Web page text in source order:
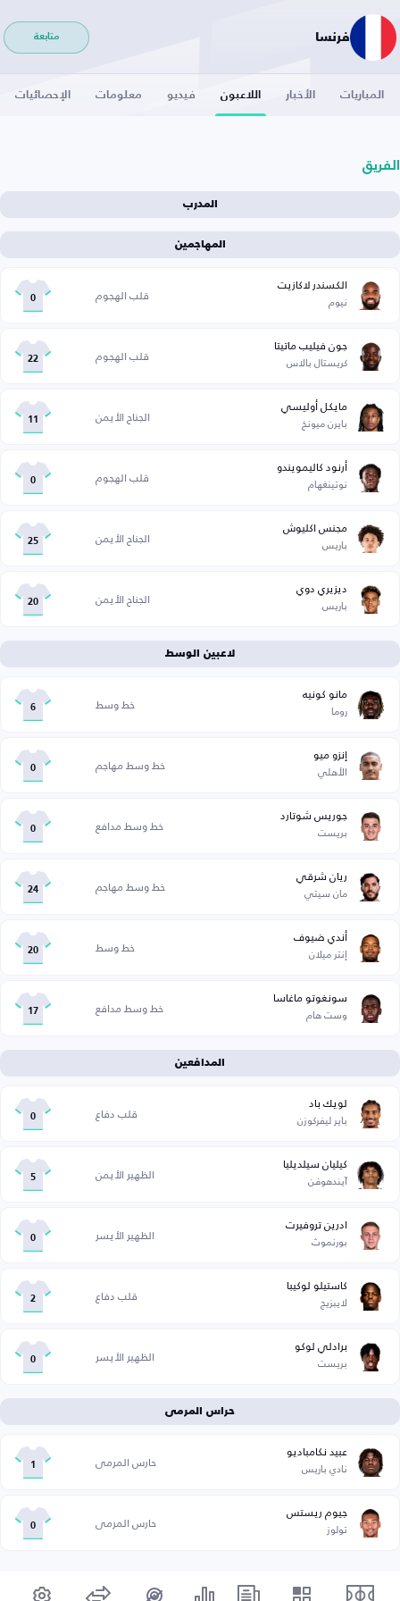
فرنسا متابعة
المباريات الأخبار اللاعبون فيديو معلومات الإحصائيات
الفريق
المدرب
المهاجمين
الكسندر لاكازيت
نيوم قلب الهجوم 0
جون فيليب ماتيتا
كريستال بالاس قلب الهجوم 22
مايكل أوليسي
بايرن ميونخ الجناح الأيمن 11
أرنود كاليمويندو
نوتينغهام قلب الهجوم 0
مجنس اكليوش
باريس الجناح الأيمن 25
ديزيري دوي
باريس الجناح الأيمن 20
لاعبين الوسط
مانو كونيه
روما خط وسط 6
إنزو ميو
الأهلي خط وسط مهاجم 0
جوريس شوتارد
بريست خط وسط مدافع 0
ريان شرقي
مان سيتي خط وسط مهاجم 24
أندي ضيوف
إنتر ميلان خط وسط 20
سونغوتو ماغاسا
وست هام خط وسط مدافع 17
المدافعين
لويك باد
باير ليفركوزن قلب دفاع 0
كيليان سيلديليا
آيندهوفن الظهير الأيمن 5
ادرين تروفيرت
بورنموث الظهير الأيسر 0
كاستيلو لوكيبا
لايبزيج قلب دفاع 2
برادلي لوكو
بريست الظهير الأيسر 0
حراس المرمى
عبيد نكامباديو
نادي باريس حارس المرمى 1
جيوم ريستس
تولوز حارس المرمى 0